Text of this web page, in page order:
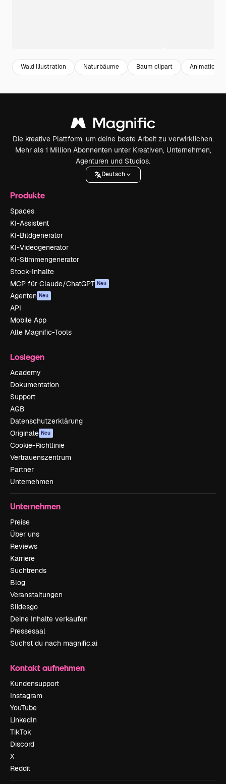
Wald Illustration Naturbäume Baum clipart
Die kreative Plattform, um deine beste Arbeit zu verwirklichen.
Mehr als 1 Million Abonnenten unter Kreativen, Unternehmen,
Agenturen und Studios.
Deutsch
Produkte
Spaces
KI-Assistent
KI-Bildgenerator
KI-Videogenerator
KI-Stimmengenerator
Stock-Inhalte
MCP für Claude/ChatGPT Neu
Agenten Neu
API
Mobile App
Alle Magnific-Tools
Loslegen
Academy
Dokumentation
Support
AGB
Datenschutzerklärung
Originale Neu
Cookie-Richtlinie
Vertrauenszentrum
Partner
Unternehmen
Unternehmen
Preise
Über uns
Reviews
Karriere
Suchtrends
Blog
Veranstaltungen
Slidesgo
Deine Inhalte verkaufen
Pressesaal
Suchst du nach magnific.ai
Kontakt aufnehmen
Kundensupport
Instagram
YouTube
LinkedIn
TikTok
Discord
X
Reddit